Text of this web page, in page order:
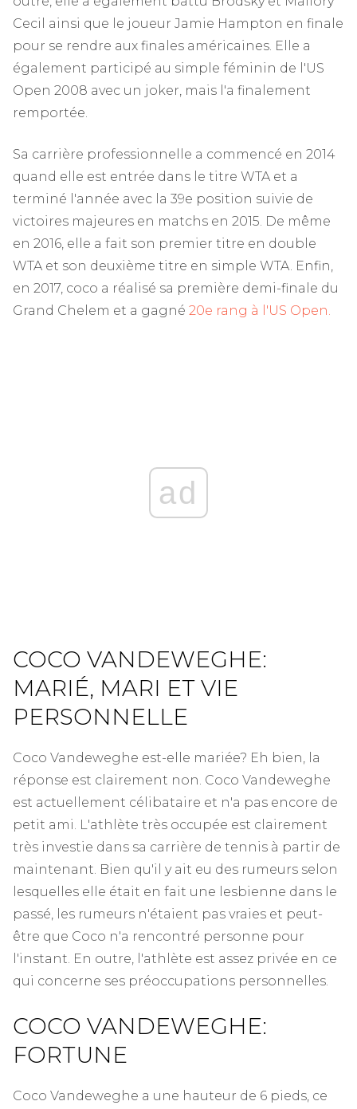
Cecil ainsi que le joueur Jamie Hampton en finale
pour se rendre aux finales américaines. Elle a
également participé au simple féminin de l'US
Open 2008 avec un joker, mais l'a finalement
remportée.
Sa carrière professionnelle a commencé en 2014
quand elle est entrée dans le titre WTA et a
terminé l'année avec la 39e position suivie de
victoires majeures en matchs en 2015. De même
en 2016, elle a fait son premier titre en double
WTA et son deuxième titre en simple WTA. Enfin,
en 2017, coco a réalisé sa première demi-finale du
Grand Chelem et a gagné 20e rang à l'US Open.
ad
COCO VANDEWEGHE:
MARIÉ, MARI ET VIE
PERSONNELLE
Coco Vandeweghe est-elle mariée? Eh bien, la
réponse est clairement non. Coco Vandeweghe
est actuellement célibataire et n'a pas encore de
petit ami. L'athlète très occupée est clairement
très investie dans sa carrière de tennis à partir de
maintenant. Bien qu'il y ait eu des rumeurs selon
lesquelles elle était en fait une lesbienne dans le
passé, les rumeurs n'étaient pas vraies et peut-
être que Coco n'a rencontré personne pour
l'instant. En outre, l'athlète est assez privée en ce
qui concerne ses préoccupations personnelles.
COCO VANDEWEGHE:
FORTUNE
Coco Vandeweghe a une hauteur de 6 pieds, ce